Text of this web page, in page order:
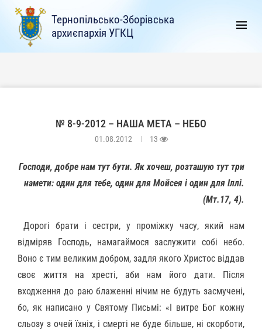
Тернопільсько-Зборівська
архиєпархія УГКЦ
№ 8-9-2012 – НАША МЕТА – НЕБО
01.08.2012 13
Господи, добре нам тут бути. Як хочеш, розташую тут три
намети: один для тебе, один для Мойсея і один для Іллі.
(Мт.17, 4).
Дорогі брати і сестри, у проміжку часу, який нам
відміряв Господь, намагаймося заслужити собі небо.
Воно є тим великим добром, задля якого Христос віддав
своє життя на хресті, аби нам його дати. Після
входження до раю блаженні нічим не будуть засмучені,
бо, як написано у Святому Письмі: «І витре Бог кожну
сльозу з очей їхніх, і смерті не буде більше, ні скорботи,